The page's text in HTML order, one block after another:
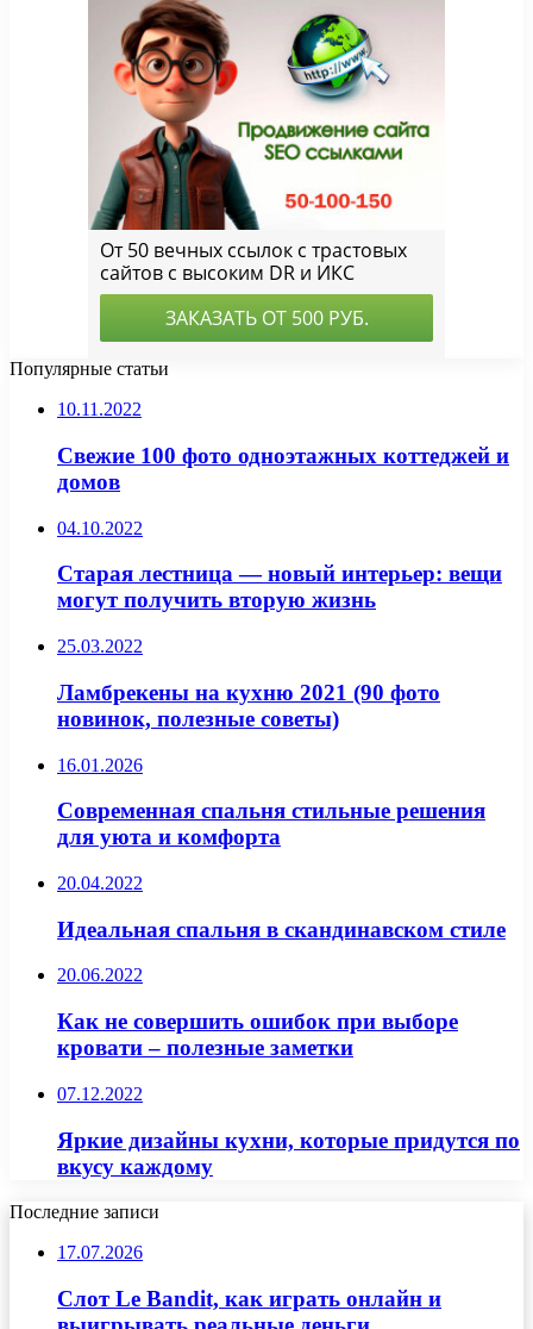
Популярные статьи
10.11.2022
Свежие 100 фото одноэтажных коттеджей и
домов
04.10.2022
Старая лестница — новый интерьер: вещи
могут получить вторую жизнь
25.03.2022
Ламбрекены на кухню 2021 (90 фото
новинок, полезные советы)
16.01.2026
Современная спальня стильные решения
для уюта и комфорта
20.04.2022
Идеальная спальня в скандинавском стиле
20.06.2022
Как не совершить ошибок при выборе
кровати – полезные заметки
07.12.2022
Яркие дизайны кухни, которые придутся по
вкусу каждому
Последние записи
17.07.2026
Слот Le Bandit, как играть онлайн и